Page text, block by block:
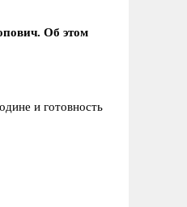
Об этом
и готовность